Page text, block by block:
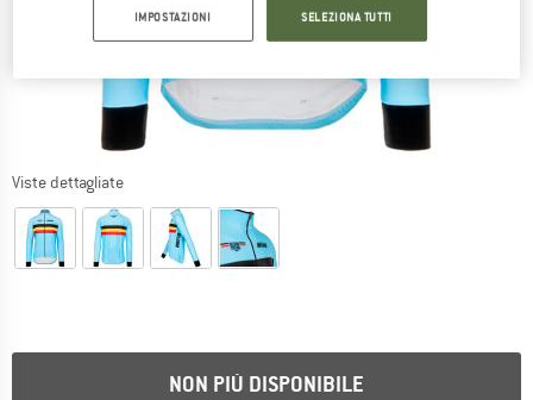
Viste dettagliate
NON PIÙ DISPONIBILE
IMPOSTAZIONI SELEZIONA TUTTI